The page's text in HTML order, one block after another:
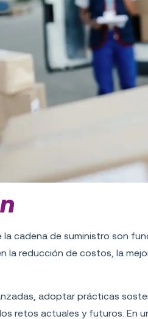
cadena de suministro son
la reducción de costos, la
adoptar prácticas
retos actuales y futuros. En